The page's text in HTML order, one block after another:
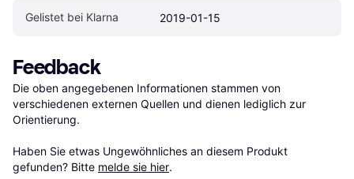
Gelistet bei Klarna 2019-01-15
Feedback
Die oben angegebenen Informationen stammen von
verschiedenen externen Quellen und dienen lediglich zur
Orientierung.
Haben Sie etwas Ungewöhnliches an diesem Produkt
gefunden? Bitte melde sie hier.